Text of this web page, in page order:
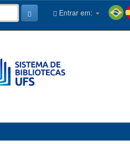
Entrar em: